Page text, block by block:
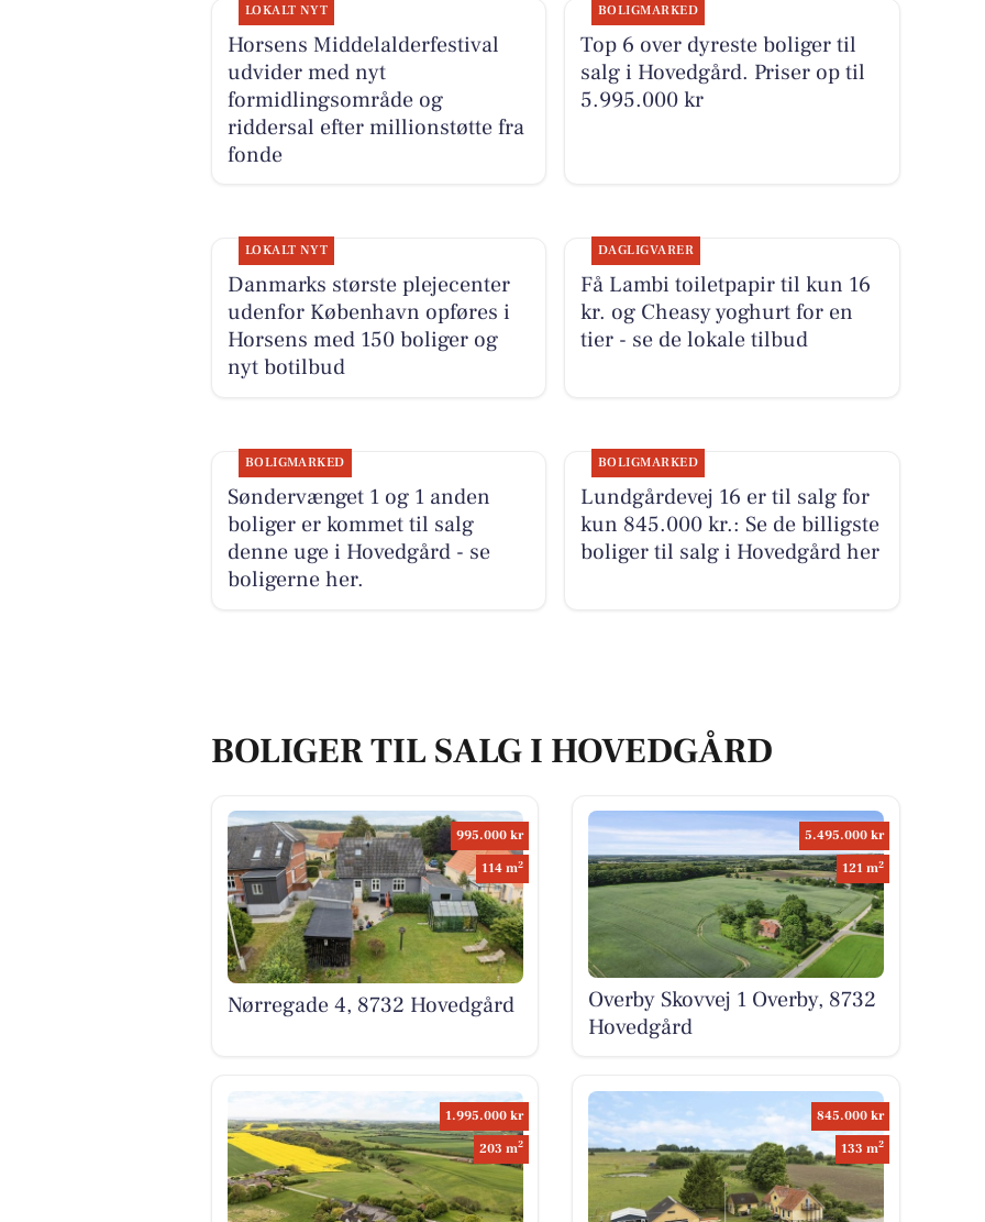
LOKALT NYT
Horsens Middelalderfestival
udvider med nyt
formidlingsområde og
riddersal efter millionstøtte fra
fonde
BOLIGMARKED
Top 6 over dyreste boliger til
salg i Hovedgård. Priser op til
5.995.000 kr
LOKALT NYT
Danmarks største plejecenter
udenfor København opføres i
Horsens med 150 boliger og
nyt botilbud
DAGLIGVARER
Få Lambi toiletpapir til kun 16
kr. og Cheasy yoghurt for en
tier - se de lokale tilbud
BOLIGMARKED
Søndervænget 1 og 1 anden
boliger er kommet til salg
denne uge i Hovedgård - se
boligerne her.
BOLIGMARKED
Lundgårdevej 16 er til salg for
kun 845.000 kr.: Se de billigste
boliger til salg i Hovedgård her
BOLIGER TIL SALG I HOVEDGÅRD
995.000 kr
114 m2
Nørregade 4, 8732 Hovedgård
5.495.000 kr
121 m2
Overby Skovvej 1 Overby, 8732
Hovedgård
1.995.000 kr
203 m2
845.000 kr
133 m2